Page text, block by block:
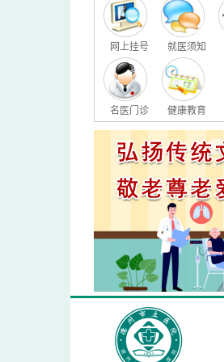
网上挂号 就医须知
名医门诊 健康教育